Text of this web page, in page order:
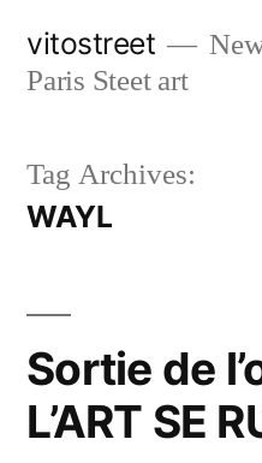
vitostreet
Paris Steet art
Tag Archives:
WAYL
Sortie de
L’ART SE